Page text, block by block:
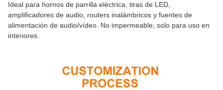
Ideal para hornos de parrilla eléctrica, tiras de LED,
amplificadores de audio, routers inalámbricos y fuentes de
alimentación de audio/vídeo. No impermeable, solo para uso en
interiores.